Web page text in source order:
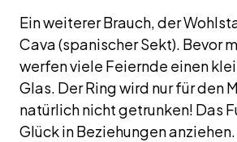
Ein weiterer Brauch, der
Cava (spanischer Sekt). Bevor
werfen viele Feiernde einen
Glas. Der Ring wird nur für den
natürlich nicht getrunken! Das
Glück in Beziehungen anziehen.